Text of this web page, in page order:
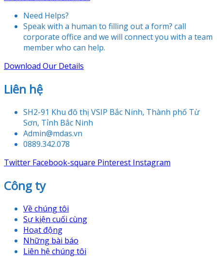
Need Helps?
Speak with a human to filling out a form? call
corporate office and we will connect you with a team
member who can help.
Download Our Details
Liên hệ
SH2-91 Khu đô thị VSIP Bắc Ninh, Thành phố Từ
Sơn, Tỉnh Bắc Ninh
Admin@mdas.vn
0889.342.078
Twitter Facebook-square Pinterest Instagram
Công ty
Về chúng tôi
Sự kiện cuối cùng
Hoạt động
Những bài báo
Liên hệ chúng tôi